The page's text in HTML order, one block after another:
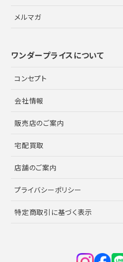
メルマガ
ワンダープライスについて
コンセプト
会社情報
販売店のご案内
宅配買取
店舗のご案内
プライバシーポリシー
特定商取引に基づく表示